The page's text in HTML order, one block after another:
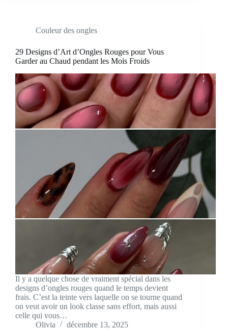
Couleur des ongles
29 Designs d’Art d’Ongles Rouges pour Vous
Garder au Chaud pendant les Mois Froids
Il y a quelque chose de vraiment spécial dans les
designs d’ongles rouges quand le temps devient
frais. C’est la teinte vers laquelle on se tourne quand
on veut avoir un look classe sans effort, mais aussi
celle qui vous…
Olivia
décembre 13, 2025